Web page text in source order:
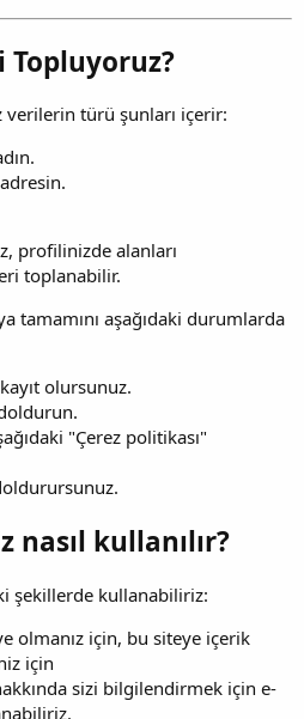
verilerin türü şunları içerir:
profilinizde alanları
toplanabilir.
tamamını aşağıdaki durumlarda
olursunuz.
"Çerez politikası"
kullanılır?
şekillerde kullanabiliriz:
olmanız için, bu siteye içerik
için
sizi bilgilendirmek için e-